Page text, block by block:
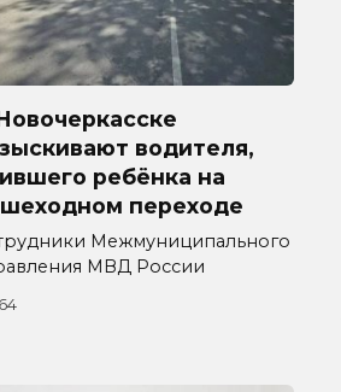
водителя,
ребёнка на
переходе
Межмуниципального
МВД России
64